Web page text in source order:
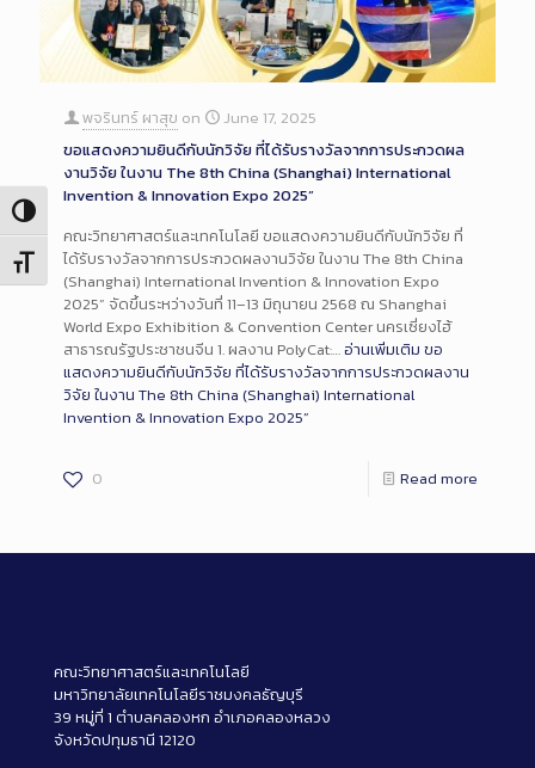
Toggle High Contrast
Toggle Font size
พจรินทร์ ผาสุข on
June 17, 2025
ขอแสดงความยินดีกับนักวิจัย ที่ได้รับรางวัลจากการประกวดผล
งานวิจัย ในงาน The 8th China (Shanghai) International
Invention & Innovation Expo 2025”
คณะวิทยาศาสตร์และเทคโนโลยี ขอแสดงความยินดีกับนักวิจัย ที่
ได้รับรางวัลจากการประกวดผลงานวิจัย ในงาน The 8th China
(Shanghai) International Invention & Innovation Expo
2025” จัดขึ้นระหว่างวันที่ 11–13 มิถุนายน 2568 ณ Shanghai
World Expo Exhibition & Convention Center นครเซี่ยงไฮ้
สาธารณรัฐประชาชนจีน 1. ผลงาน PolyCat:…อ่านเพิ่มเติม ขอ
แสดงความยินดีกับนักวิจัย ที่ได้รับรางวัลจากการประกวดผลงาน
วิจัย ในงาน The 8th China (Shanghai) International
Invention & Innovation Expo 2025”
0 Read more
คณะวิทยาศาสตร์และเทคโนโลยี
มหาวิทยาลัยเทคโนโลยีราชมงคลธัญบุรี
39 หมู่ที่ 1 ตำบลคลองหก อำเภอคลองหลวง
จังหวัดปทุมธานี 12120